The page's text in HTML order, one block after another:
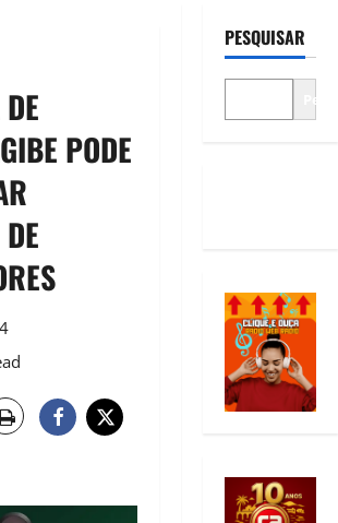
PODE
PESQUISAR